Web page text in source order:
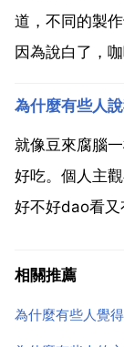
律，都會...
道，不同的製
因為說白了，
時體會出豆子
清楚了，但是
espresso...
為什麼有些人
就像豆來腐腦
好吃。個人主
好不好dao看又
你。所以，做
相關推薦